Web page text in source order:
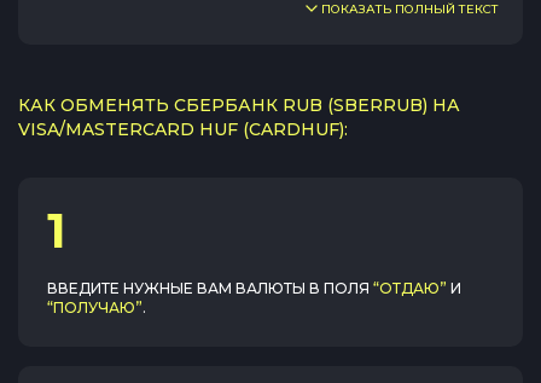
ПОКАЗАТЬ ПОЛНЫЙ ТЕКСТ
КАК ОБМЕНЯТЬ СБЕРБАНК RUB (SBERRUB) НА
VISA/MASTERCARD HUF (CARDHUF):
1
ВВЕДИТЕ НУЖНЫЕ ВАМ ВАЛЮТЫ В ПОЛЯ “ОТДАЮ” И
“ПОЛУЧАЮ”.